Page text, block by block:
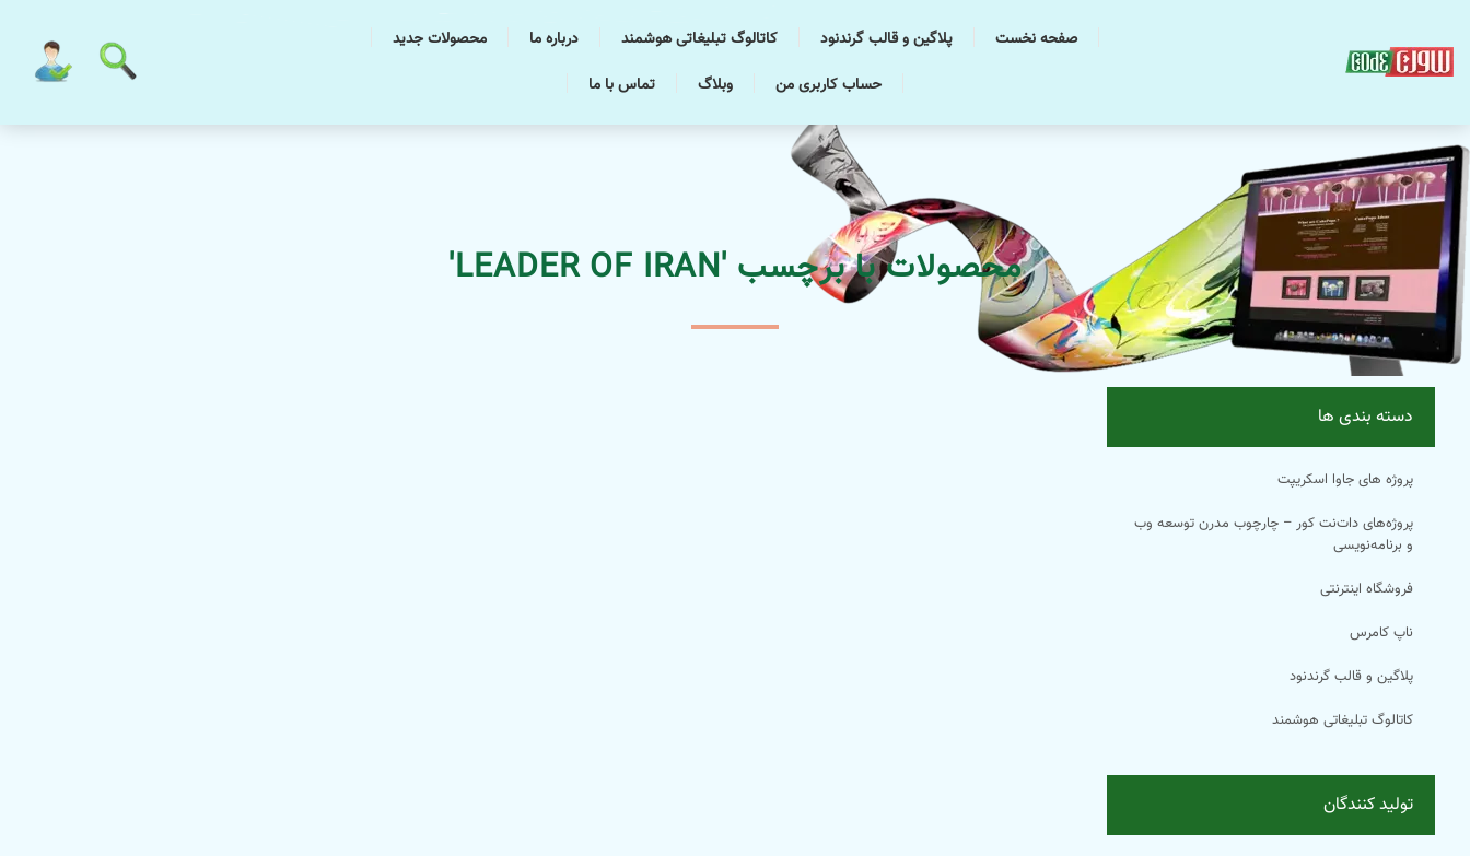
صفحه نخست پلاگین و قالب گرندنود کاتالوگ تبلیغاتی هوشمند درباره ما
محصولات جدید
حساب کاربری من
وبلاگ تماس با ما
محصولات با برچسب 'LEADER OF IRAN'
دسته بندی ها
پروژه های جاوا اسکریپت
پروژه‌های دات‌نت کور – چارچوب مدرن توسعه وب
و برنامه‌نویسی
فروشگاه اینترنتی
ناپ کامرس
پلاگین و قالب گرندنود
کاتالوگ تبلیغاتی هوشمند
تولید کنندگان